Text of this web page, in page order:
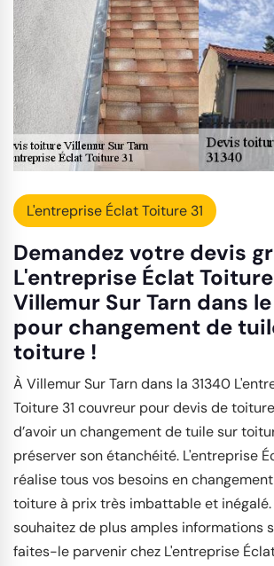
L'entreprise Éclat Toiture 31
Demandez votre devis
L'entreprise Éclat Toiture
Villemur Sur Tarn dans
pour changement de
toiture !
À Villemur Sur Tarn dans la 31340
Toiture 31 couvreur pour devis de
d’avoir un changement de tuile sur
préserver son étanchéité. L'entreprise
réalise tous vos besoins en
toiture à prix très imbattable et inégalé.
souhaitez de plus amples informations
faites-le parvenir chez L'entreprise